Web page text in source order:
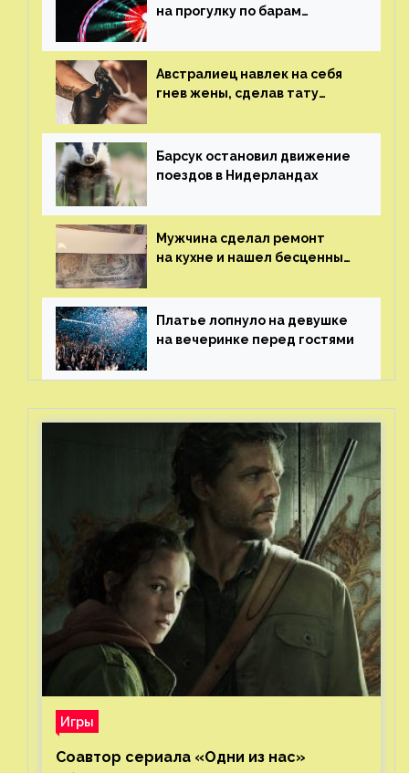
на прогулку по барам
Австралиец навлек на себя
гнев жены, сделав тату
Барсук остановил движение
поездов в Нидерландах
Мужчина сделал ремонт
на кухне и нашел бесценные
Платье лопнуло на девушке
на вечеринке перед гостями
Игры
Соавтор сериала «Одни из нас»